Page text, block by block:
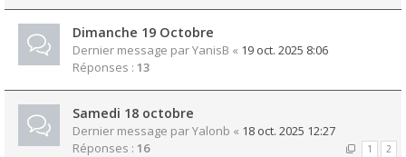
Dimanche 19 Octobre
Dernier message parYanisB « 19 oct. 2025 8:06
Réponses : 13
Samedi 18 octobre
Dernier message parYalonb « 18 oct. 2025 12:27
Réponses : 16 1 2